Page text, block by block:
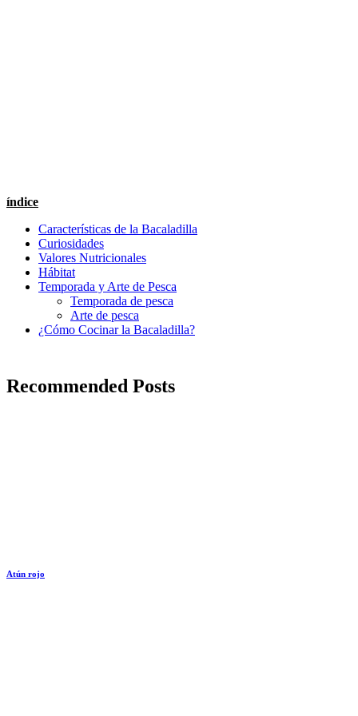
índice
Características de la Bacaladilla
Curiosidades
Valores Nutricionales
Hábitat
Temporada y Arte de Pesca
Temporada de pesca
Arte de pesca
¿Cómo Cocinar la Bacaladilla?
Recommended Posts
Atún rojo